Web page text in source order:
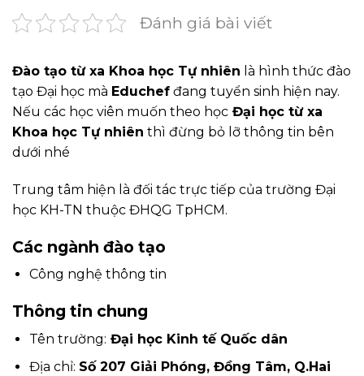
Đánh giá bài viết
Đào tạo từ xa Khoa học Tự nhiên là hình thức đào
tạo Đại học mà Educhef đang tuyển sinh hiện nay.
Nếu các học viên muốn theo học Đại học từ xa
Khoa học Tự nhiên thì đừng bỏ lỡ thông tin bên
dưới nhé
Trung tâm hiện là đối tác trực tiếp của trường Đại
học KH-TN thuộc ĐHQG TpHCM.
Các ngành đào tạo
Công nghệ thông tin
Thông tin chung
Tên trường: Đại học Kinh tế Quốc dân
Địa chỉ: Số 207 Giải Phóng, Đồng Tâm, Q.Hai